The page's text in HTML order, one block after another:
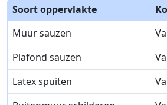
Soort oppervlakte
Muur sauzen
Plafond sauzen
Latex spuiten